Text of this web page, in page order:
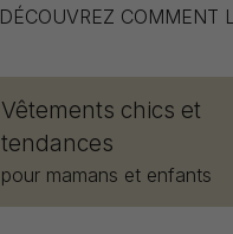
DÉCOUVREZ COMMENT
Vêtements chics et
tendances
pour mamans et enfants